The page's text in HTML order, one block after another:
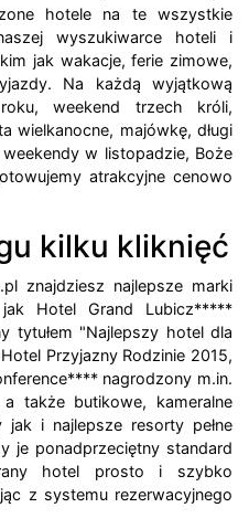
hotele na te wszystkie
wyszukiwarce hoteli i
jak wakacje, ferie zimowe,
Na każdą wyjątkową
weekend trzech króli,
wielkanocne, majówkę, długi
weekendy w listopadzie, Boże
atrakcyjne cenowo
kilku kliknięć
znajdziesz najlepsze marki
Hotel Grand Lubicz*****
tytułem "Najlepszy hotel dla
Przyjazny Rodzinie 2015,
nagrodzony m.in.
także butikowe, kameralne
i najlepsze resorty pełne
je ponadprzeciętny standard
hotel prosto i szybko
z systemu rezerwacyjnego